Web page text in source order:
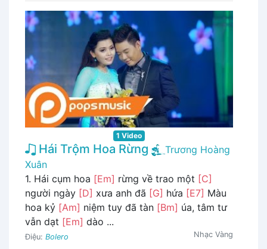
1 Video
Hái Trộm Hoa Rừng
Trương Hoàng
Xuân
1. Hái cụm hoa [Em] rừng về trao một [C]
người ngày [D] xưa anh đã [G] hứa [E7] Màu
hoa kỷ [Am] niệm tuy đã tàn [Bm] úa, tâm tư
vẫn dạt [Em] dào ...
Điệu: Bolero Nhạc Vàng